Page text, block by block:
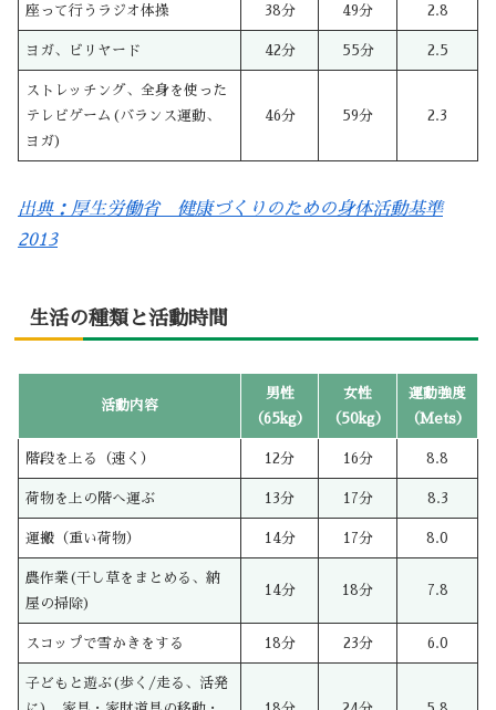
座って行うラジオ体操 38分 49分 2.8
ヨガ、ビリヤード 42分 55分 2.5
ストレッチング、全身を使った
テレビゲーム(バランス運動、
ヨガ)
46分 59分 2.3
出典：厚生労働省 健康づくりのための身体活動基準
2013
生活の種類と活動時間
活動内容
男性
（65kg）
女性
（50kg）
運動強度
（Mets）
階段を上る（速く） 12分 16分 8.8
荷物を上の階へ運ぶ 13分 17分 8.3
運搬（重い荷物） 14分 17分 8.0
農作業(干し草をまとめる、納
屋の掃除)
14分 18分 7.8
スコップで雪かきをする 18分 23分 6.0
子どもと遊ぶ(歩く/走る、活発